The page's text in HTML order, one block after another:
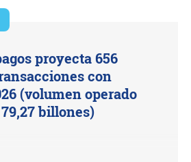
proyecta 656
con
(volumen operado
billones)